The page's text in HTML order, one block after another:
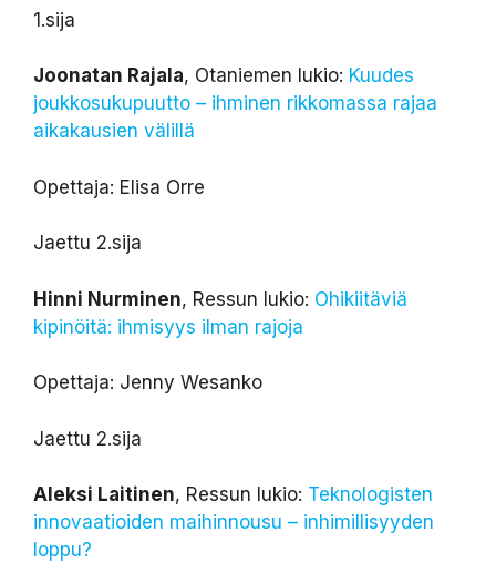
1.sija
Joonatan Rajala, Otaniemen lukio: Kuudes
joukkosukupuutto – ihminen rikkomassa rajaa
aikakausien välillä
Opettaja: Elisa Orre
Jaettu 2.sija
Hinni Nurminen, Ressun lukio: Ohikiitäviä
kipinöitä: ihmisyys ilman rajoja
Opettaja: Jenny Wesanko
Jaettu 2.sija
Aleksi Laitinen, Ressun lukio: Teknologisten
innovaatioiden maihinnousu – inhimillisyyden
loppu?